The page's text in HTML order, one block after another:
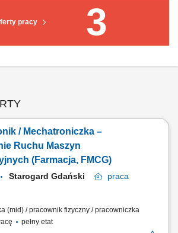
pracy 3
/ Mechatroniczka –
Ruchu Maszyn
(Farmacja, FMCG)
Starogard Gdański
praca
(mid) / pracownik fizyczny / pracowniczka
pełny etat